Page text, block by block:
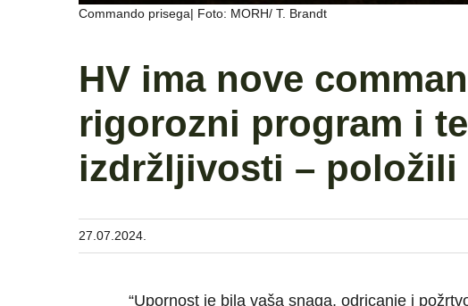
Commando prisega| Foto: MORH/ T. Brandt
HV ima nove
rigorozni program i
izdržljivosti – položili
27.07.2024.
“Upornost je bila vaša snaga, odricanje i